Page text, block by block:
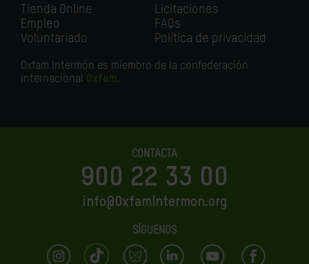
Tienda Online
Empleo
Voluntariado
Licitaciones
FAQs
Política de privacidad
Oxfam Intermón es miembro de la confederación
internacional Oxfam.
CONTACTA
900 22 33 00
info@OxfamIntermon.org
SÍGUENOS